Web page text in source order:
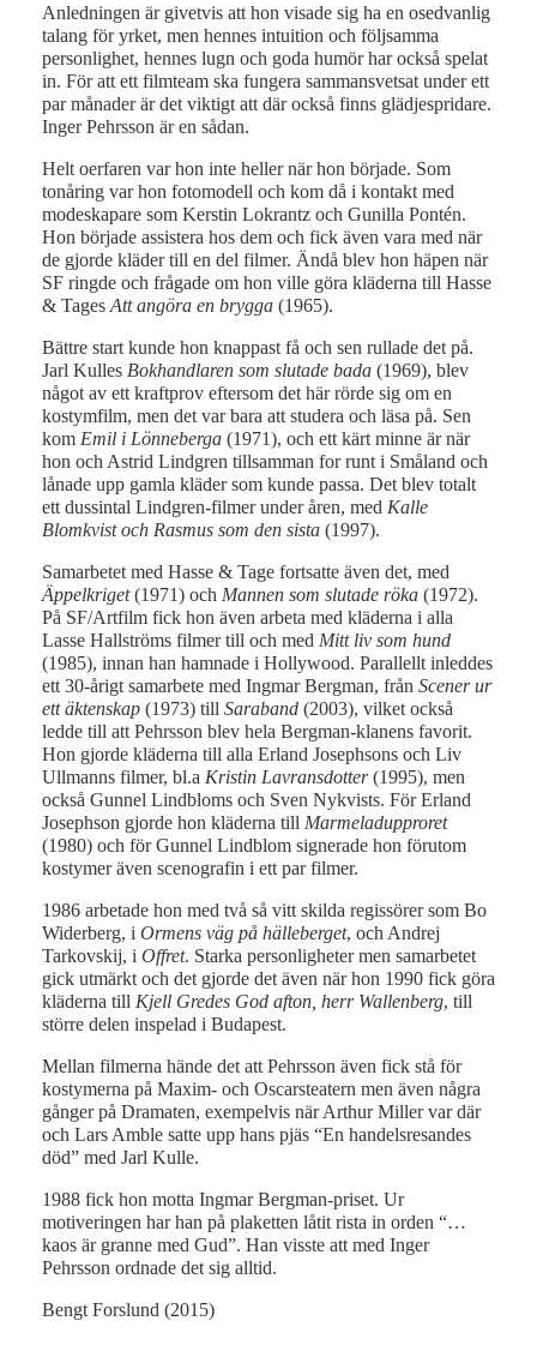
Anledningen är givetvis att hon visade sig ha en osedvanlig
talang för yrket, men hennes intuition och följsamma
personlighet, hennes lugn och goda humör har också spelat
in. För att ett filmteam ska fungera sammansvetsat under ett
par månader är det viktigt att där också finns glädjespridare.
Inger Pehrsson är en sådan.
Helt oerfaren var hon inte heller när hon började. Som
tonåring var hon fotomodell och kom då i kontakt med
modeskapare som Kerstin Lokrantz och Gunilla Pontén.
Hon började assistera hos dem och fick även vara med när
de gjorde kläder till en del filmer. Ändå blev hon häpen när
SF ringde och frågade om hon ville göra kläderna till Hasse
& Tages Att angöra en brygga (1965).
Bättre start kunde hon knappast få och sen rullade det på.
Jarl Kulles Bokhandlaren som slutade bada (1969), blev
något av ett kraftprov eftersom det här rörde sig om en
kostymfilm, men det var bara att studera och läsa på. Sen
kom Emil i Lönneberga (1971), och ett kärt minne är när
hon och Astrid Lindgren tillsamman for runt i Småland och
lånade upp gamla kläder som kunde passa. Det blev totalt
ett dussintal Lindgren-filmer under åren, med Kalle
Blomkvist och Rasmus som den sista (1997).
Samarbetet med Hasse & Tage fortsatte även det, med
Äppelkriget(1971) och Mannen som slutade röka (1972).
På SF/Artfilm fick hon även arbeta med kläderna i alla
Lasse Hallströms filmer till och med Mitt liv som hund
(1985), innan han hamnade i Hollywood. Parallellt inleddes
ett 30-årigt samarbete med Ingmar Bergman, från Scener ur
ett äktenskap (1973) till Saraband (2003), vilket också
ledde till att Pehrsson blev hela Bergman-klanens favorit.
Hon gjorde kläderna till alla Erland Josephsons och Liv
Ullmanns filmer, bl.a Kristin Lavransdotter(1995), men
också Gunnel Lindbloms och Sven Nykvists. För Erland
Josephson gjorde hon kläderna till Marmeladupproret
(1980) och för Gunnel Lindblom signerade hon förutom
kostymer även scenografin i ett par filmer.
1986 arbetade hon med två så vitt skilda regissörer som Bo
Widerberg, i Ormens väg på hälleberget, och Andrej
Tarkovskij, i Offret. Starka personligheter men samarbetet
gick utmärkt och det gjorde det även när hon 1990 fick göra
kläderna till Kjell Gredes God afton, herr Wallenberg, till
större delen inspelad i Budapest.
Mellan filmerna hände det att Pehrsson även fick stå för
kostymerna på Maxim- och Oscarsteatern men även några
gånger på Dramaten, exempelvis när Arthur Miller var där
och Lars Amble satte upp hans pjäs “En handelsresandes
död” med Jarl Kulle.
1988 fick hon motta Ingmar Bergman-priset. Ur
motiveringen har han på plaketten låtit rista in orden “…
kaos är granne med Gud”. Han visste att med Inger
Pehrsson ordnade det sig alltid.
Bengt Forslund (2015)